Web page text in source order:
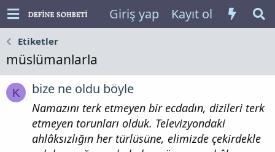
Giriş yap Kayıt ol
Etiketler
müslümanlarla
K bize ne oldu böyle
Namazını terk etmeyen bir ecdadın, dizileri terk
etmeyen torunları olduk. Televizyondaki
ahlâksızlığın her türlüsüne, elimizde çekirdekle